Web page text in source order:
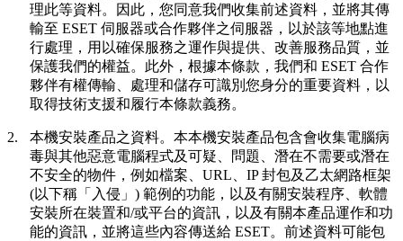
理此等資料。因此，您同意我們收集前述資料，並將其傳
輸至 ESET 伺服器或合作夥伴之伺服器，以於該等地點進
行處理，用以確保服務之運作與提供、改善服務品質，並
保護我們的權益。此外，根據本條款，我們和 ESET 合作
夥伴有權傳輸、處理和儲存可識別您身分的重要資料，以
取得技術支援和履行本條款義務。
2. 本機安裝產品之資料。 本本機安裝產品包含會收集電腦病
毒與其他惡意電腦程式及可疑、問題、潛在不需要或潛在
不安全的物件，例如檔案、URL、IP 封包及乙太網路框架
(以下稱「 入侵 」) 範例的功能，以及有關安裝程序、軟體
安裝所在裝置和/或平台的資訊，以及有關本產品運作和功
能的資訊，並將這些內容傳送給 ESET。前述資料可能包